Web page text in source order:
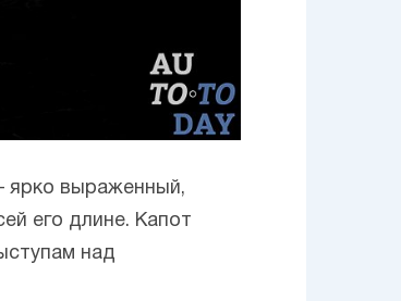
ярко выраженный,
его длине. Капот
над